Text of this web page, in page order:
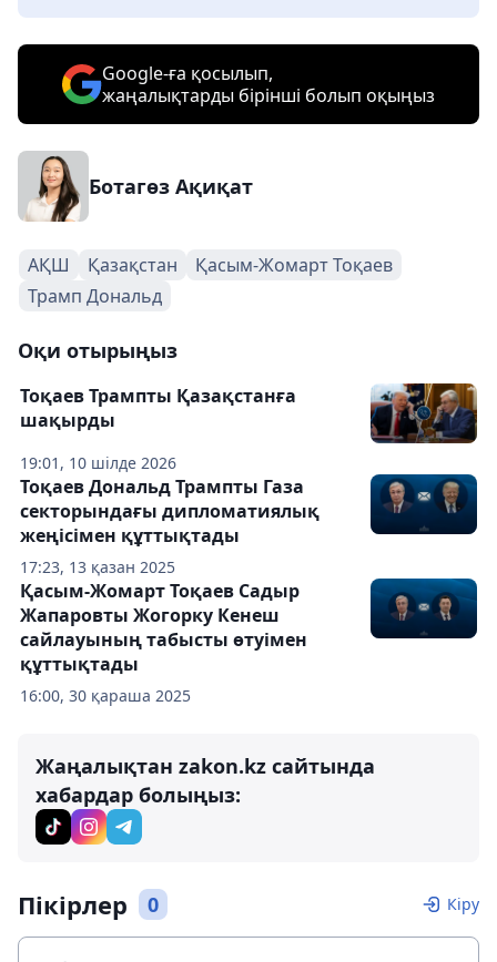
Google-ға қосылып,
жаңалықтарды бірінші болып оқыңыз
Ботагөз Ақиқат
АҚШ Қазақстан
Қасым-Жомарт Тоқаев
Трамп Дональд
Оқи отырыңыз
19:01, 10 шілде 2026
Тоқаев Трампты Қазақстанға
шақырды
17:23, 13 қазан 2025
Тоқаев Дональд Трампты Газа
секторындағы дипломатиялық
жеңісімен құттықтады
16:00, 30 қараша 2025
Қасым-Жомарт Тоқаев Садыр
Жапаровты Жогорку Кенеш
сайлауының табысты өтуімен
құттықтады
Жаңалықтан zakon.kz сайтында
хабардар болыңыз:
Пікірлер 0 Кіру